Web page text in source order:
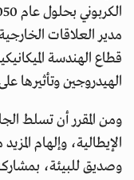
مدير العلاقات
قطاع الهندسة
الهيدروجين وتأثيرها
ومن المقرر أن تسلط
الإيطالية، وإلهام
وصديق للبيئة،